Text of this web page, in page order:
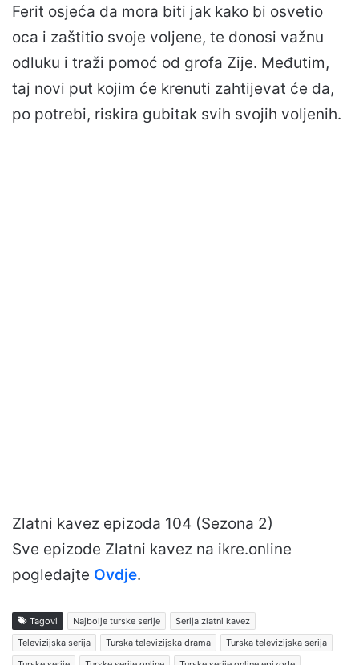
Ferit osjeća da mora biti jak kako bi osvetio
oca i zaštitio svoje voljene, te donosi važnu
odluku i traži pomoć od grofa Zije. Međutim,
taj novi put kojim će krenuti zahtijevat će da,
po potrebi, riskira gubitak svih svojih voljenih.
Zlatni kavez epizoda 104 (Sezona 2)
Sve epizode Zlatni kavez na ikre.online
pogledajte Ovdje.
Tagovi Najbolje turske serije
Serija zlatni kavez
Televizijska serija
Turska televizijska drama
Turska televizijska serija